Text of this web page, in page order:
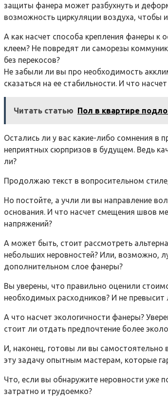
защиты фанера может разбухнуть и
возможность циркуляции воздуха, чтобы
А как насчет способа крепления фанеры к
клеем? Не повредят ли саморезы
без перекосов?
Не забыли ли вы про необходимость
сказаться на ее стабильности. И что
Читать статью Пол в квартире
Остались ли у вас какие-либо сомнения в
неприятных сюрпризов в будущем. Ведь
ли?
Продолжаю текст в вопросительном
Но постойте, а учли ли вы направление
основания. И что насчет смещения швов
напряжений?
А может быть, стоит рассмотреть
небольших неровностей? Или, возможно,
дополнительном слое фанеры?
Вы уверены, что правильно оценили
необходимых расходников? И не
А что насчет экологичности фанеры?
стоит ли отдать предпочтение более
И, наконец, готовы ли вы
эту задачу опытным мастерам, которые
Что, если вы обнаружите неровности уже
затратно и трудоемко?